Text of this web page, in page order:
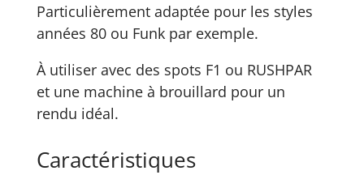
Particulièrement adaptée pour les styles
années 80 ou Funk par exemple.
À utiliser avec des spots F1 ou RUSHPAR
et une machine à brouillard pour un
rendu idéal.
Caractéristiques